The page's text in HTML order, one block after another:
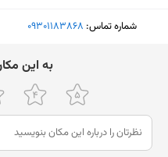
شماره تماس: ‎09301183868
ﺑﻪ اﯾﻦ